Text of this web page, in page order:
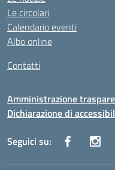
Le circolari
Calendario eventi
Albo online
Contatti
Amministrazione
Dichiarazione di
Seguici su: